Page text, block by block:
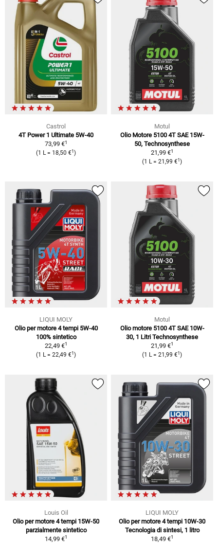
Castrol
4T Power 1 Ultimate 5W-40
73,99 €1
(1 L = 18,50 €1 )
Motul
Olio Motore 5100 4T SAE 15W-
50, Technosynthese
21,99 €1
(1 L = 21,99 €1 )
LIQUI MOLY
Olio per motore 4 tempi 5W-40
100% sintetico
22,49 €1
(1 L = 22,49 €1 )
Motul
Olio motore 5100 4T SAE 10W-
30, 1 Litri Technosynthese
21,99 €1
(1 L = 21,99 €1 )
Louis Oil
Olio per motore 4 tempi 15W-50
parzialmente sintetico
14,99 €1
LIQUI MOLY
Olio per motore 4 tempi 10W-30
Tecnologia di sintesi, 1 litro
18,49 €1